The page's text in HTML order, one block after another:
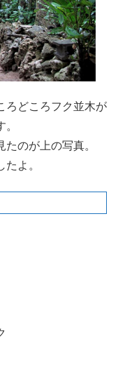
ろどころフク並木が
のが上の写真。
よ。